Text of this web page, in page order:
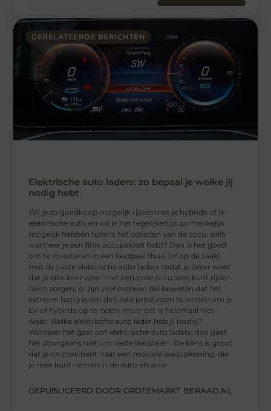
GERELATEERDE BERICHTEN
Elektrische auto laders: zo bepaal je welke jij
nodig hebt
Wil je zo goedkoop mogelijk rijden met je hybride of je
elektrische auto en wil je het tegelijkertijd zo makkelijk
mogelijk hebben tijdens het opladen van de accu, zelfs
wanneer je een flink accupakket hebt? Dan is het goed
om te investeren in een laadpaal thuis (of op de zaak)
met de juiste elektrische auto laders zodat je zeker weet
dat je elke keer weer met een volle accu weg kunt rijden.
Geen zorgen; er zijn veel mensen die beweren dat het
extreem lastig is om de juiste producten te vinden om je
EV of hybride op te laden, maar dat is helemaal niet
waar. Welke elektrische auto lader heb jij nodig?
Wanneer het gaat om elektrische auto laders, dan gaat
het doorgaans niet om vaste laadpalen. De kans is groot
dat je op zoek bent naar een mobiele laadoplossing, die
je mee kunt nemen in de auto en waar
GEPUBLICEERD DOOR GROTEMARKT BERAAD.NL